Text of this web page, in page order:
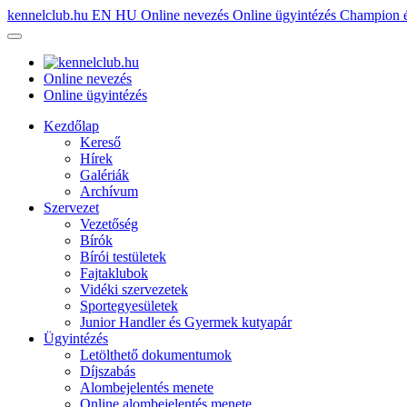
kennelclub.hu EN HU Online nevezés Online ügyintézés Champion
Online nevezés
Online ügyintézés
Kezdőlap
Kereső
Hírek
Galériák
Archívum
Szervezet
Vezetőség
Bírók
Bírói testületek
Fajtaklubok
Vidéki szervezetek
Sportegyesületek
Junior Handler és Gyermek kutyapár
Ügyintézés
Letölthető dokumentumok
Díjszabás
Alombejelentés menete
Online alombejelentés menete